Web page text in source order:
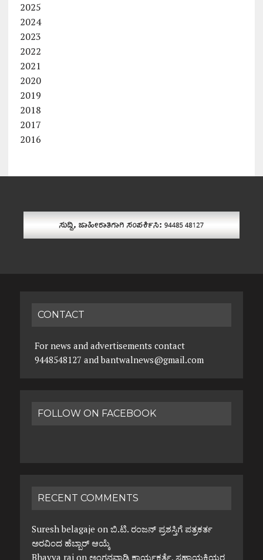
2025
2024
2023
2022
2021
2020
2019
2018
2017
2016
CONTACT
For news and advertisements contact
9448548127 and bantwalnews@gmail.com
FOLLOW ON FACEBOOK
RECENT COMMENTS
Suresh belagaje on ಬಿ.ಟಿ. ರಂಜನ್ ಪ್ರಶಸ್ತಿಗೆ ಪತ್ರಕರ್ತ
ಅರವಿಂದ ಹೆಬ್ಬಾರ್ ಆಯ್ಕೆ
Bhavya raion ಅಂಗನವಾಡಿ ಕಾರ್ಯಕರ್ತೆ, ಸಹಾಯಕಿಯರ